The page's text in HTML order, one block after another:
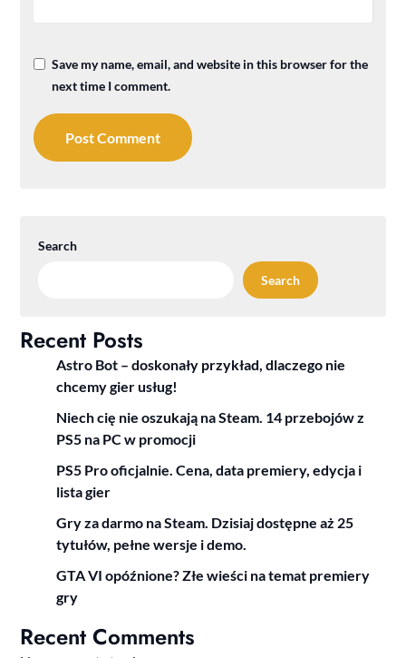
Save my name, email, and website in this browser for the
next time I comment.
Search
Search
Recent Posts
Astro Bot – doskonały przykład, dlaczego nie
chcemy gier usług!
Niech cię nie oszukają na Steam. 14 przebojów z
PS5 na PC w promocji
PS5 Pro oficjalnie. Cena, data premiery, edycja i
lista gier
Gry za darmo na Steam. Dzisiaj dostępne aż 25
tytułów, pełne wersje i demo.
GTA VI opóźnione? Złe wieści na temat premiery
gry
Recent Comments